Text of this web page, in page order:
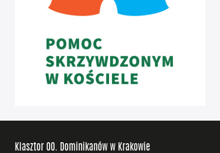
Klasztor OO. Dominikanów w Krakowie